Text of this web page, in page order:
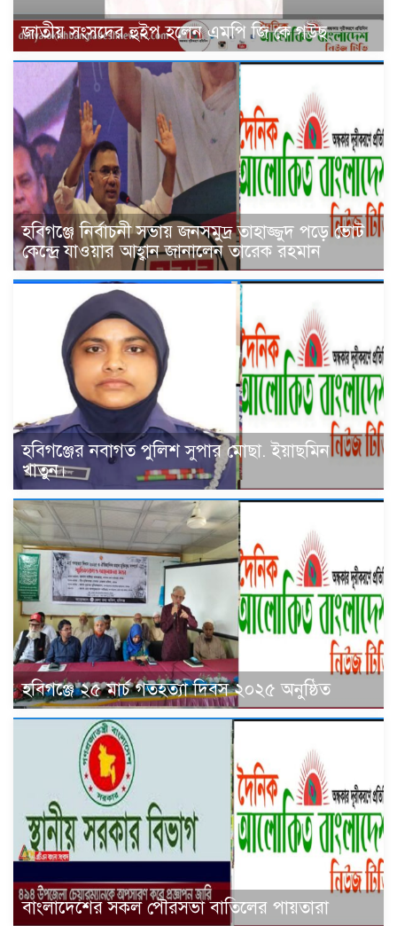
জাতীয় সংসদের হুইপ হলেন এমপি জি কে গউছ
হবিগঞ্জে নির্বাচনী সভায় জনসমুদ্র তাহাজ্জুদ পড়ে ভোট
কেন্দ্রে যাওয়ার আহ্বান জানালেন তারেক রহমান
হবিগঞ্জের নবাগত পুলিশ সুপার মোছা. ইয়াছমিন
খাতুন।
হবিগঞ্জে ২৫ মার্চ গতহত্যা দিবস ২০২৫ অনুষ্ঠিত
বাংলাদেশের সকল পৌরসভা বাতিলের পায়তারা